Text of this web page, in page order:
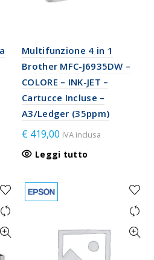
Multifunzione 4 in 1
Brother MFC-J6935DW –
COLORE – INK-JET –
Cartucce Incluse –
A3/Ledger (35ppm)
€ 419,00 IVA inclusa
Leggi tutto